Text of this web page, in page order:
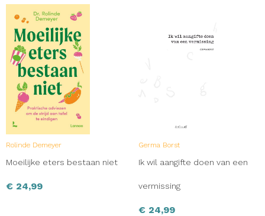
Rolinde Demeyer
Moeilijke eters bestaan niet
€ 24,99
Germa Borst
Ik wil aangifte doen van een
vermissing
€ 24,99